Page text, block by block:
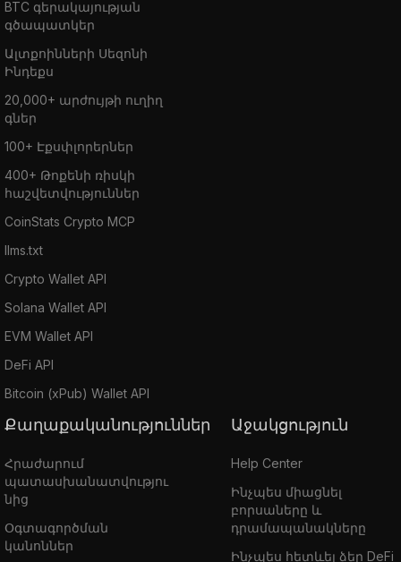
BTC գերակայության
գծապատկեր
Ալտքոինների Սեզոնի
Ինդեքս
20,000+ արժույթի ուղիղ
գներ
100+ Էքսփլորերներ
400+ Թոքենի ռիսկի
հաշվետվություններ
CoinStats Crypto MCP
llms.txt
Crypto Wallet API
Solana Wallet API
EVM Wallet API
DeFi API
Bitcoin (xPub) Wallet API
Քաղաքականություններ
Հրաժարում
պատասխանատվությու
նից
Օգտագործման
կանոններ
Աջակցություն
Help Center
Ինչպես միացնել
բորսաները և
դրամապանակները
Ինչպես հետևել ձեր DeFi